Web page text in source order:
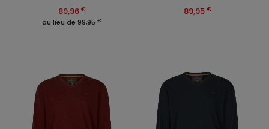
89,96 €
au lieu de 99,95 €
89,95 €